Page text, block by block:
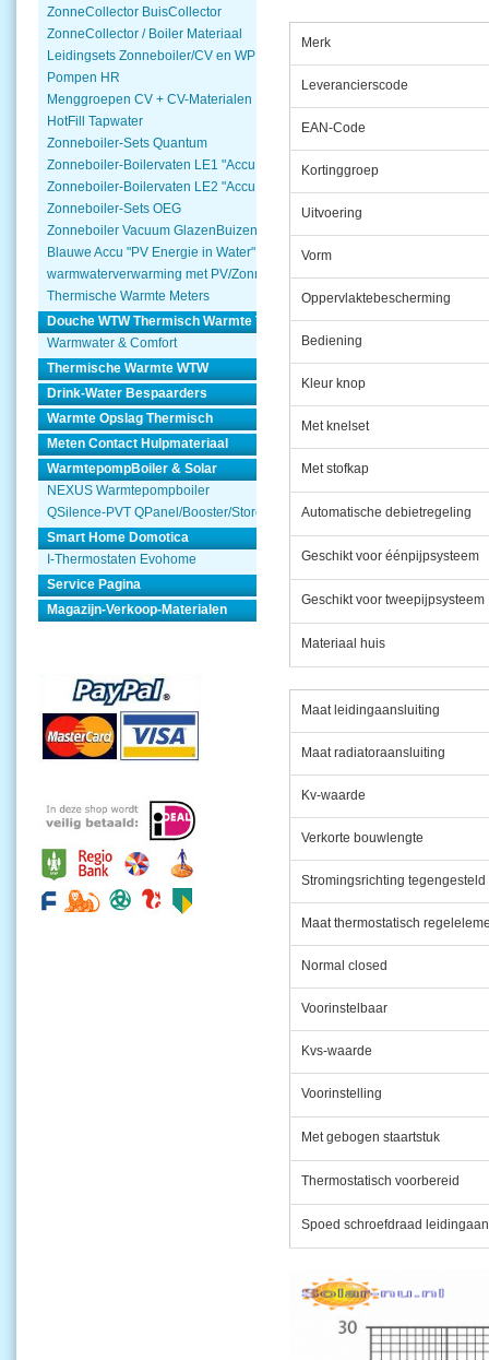
ZonneCollector BuisCollector
ZonneCollector / Boiler Materiaal
Leidingsets Zonneboiler/CV en WP
Pompen HR
Menggroepen CV + CV-Materialen
HotFill Tapwater
Zonneboiler-Sets Quantum
Zonneboiler-Boilervaten LE1 "Accu Woning Watmte"
Zonneboiler-Boilervaten LE2 "Accu Woning Watmte"
Zonneboiler-Sets OEG
Zonneboiler Vacuum GlazenBuizen
Blauwe Accu "PV Energie in Water"
warmwaterverwarming met PV/Zonnepanelen
Thermische Warmte Meters
Douche WTW Thermisch Warmte Terugwinnen
Warmwater & Comfort
Thermische Warmte WTW
Drink-Water Bespaarders
Warmte Opslag Thermisch
Meten Contact Hulpmateriaal
WarmtepompBoiler & Solar
NEXUS Warmtepompboiler
QSilence-PVT QPanel/Booster/Store
Smart Home Domotica
I-Thermostaten Evohome
Service Pagina
Magazijn-Verkoop-Materialen
Merk
Leverancierscode
EAN-Code
Kortinggroep
Uitvoering
Vorm
Oppervlaktebescherming
Bediening
Kleur knop
Met knelset
Met stofkap
Automatische debietregeling
Geschikt voor éénpijpsysteem
Geschikt voor tweepijpsysteem
Materiaal huis
Maat leidingaansluiting
Maat radiatoraansluiting
Kv-waarde
Verkorte bouwlengte
Stromingsrichting tegengesteld
Maat thermostatisch
Normal closed
Voorinstelbaar
Kvs-waarde
Voorinstelling
Met gebogen staartstuk
Thermostatisch voorbereid
Spoed schroefdraad